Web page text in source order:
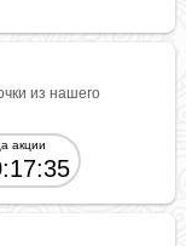
из нашего
акции